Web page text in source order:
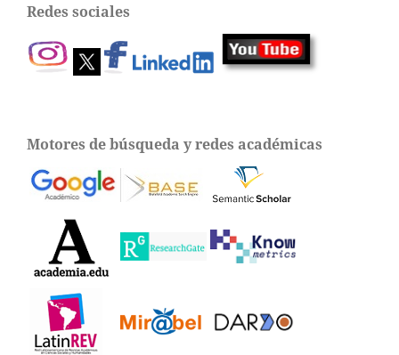
Redes sociales
Motores de búsqueda y redes académicas